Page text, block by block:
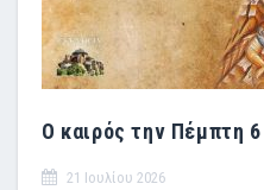
Ο καιρός την Πέμπτη
21 Ιουλίου 2026